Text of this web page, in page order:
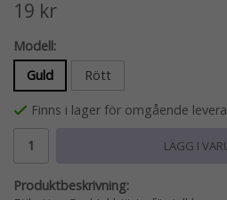
19 kr
Modell:
Guld
Rött
Finns i lager för omgående
LÄGG I
Produktbeskrivning: